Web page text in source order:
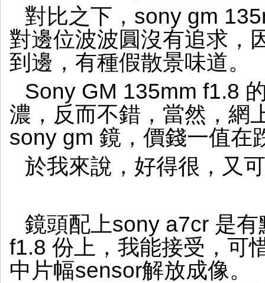
對比之下，sony gm
對邊位波波圓沒有追求，
到邊，有種假散景味道。
Sony GM 135mm f1.8
濃，反而不錯，當然，網
sony gm 鏡，價錢一值在
於我來說，好得很，又
鏡頭配上sony a7cr 是
f1.8 份上，我能接受，可
中片幅sensor解放成像。